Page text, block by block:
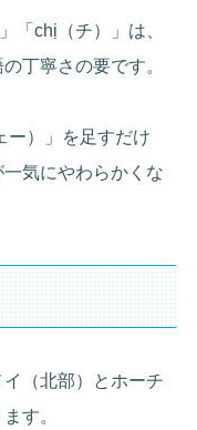
「chị（チ）」は、
丁寧さの要です。
ー）」を足すだけ
気にやわらかくな
（北部）とホーチ
す。